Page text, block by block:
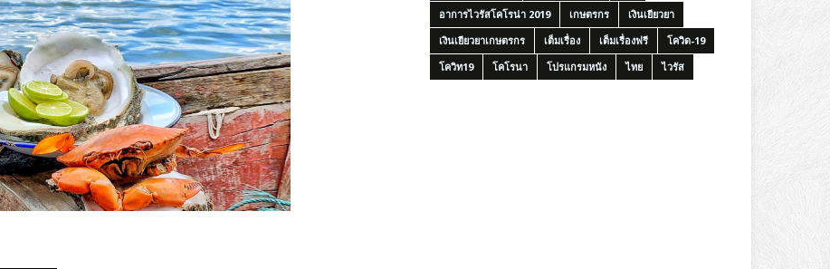
อาการไวรัสโคโรน่า 2019
เกษตรกร
เงินเยียวยา
เงินเยียวยาเกษตรกร
เต็มเรื่อง เต็มเรื่องฟรี
โควิด-19
โควิท19
โคโรนา โปรแกรมหนัง ไทย ไวรัส